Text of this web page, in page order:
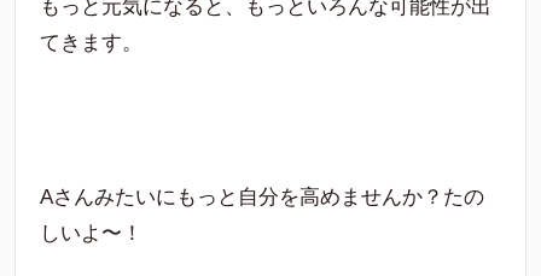
もっと元気になると、もっといろんな可能性が出
てきます。
Aさんみたいにもっと自分を高めませんか？たの
しいよ〜！